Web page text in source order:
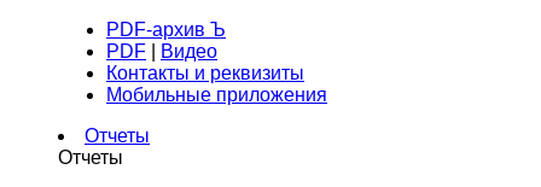
PDF-архив Ъ
PDF
Видео
Контакты и реквизиты
Мобильные приложения
Отчеты
Отчеты